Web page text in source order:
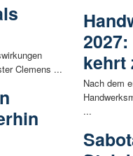
Clemens ...
kehrt
Nach dem
...